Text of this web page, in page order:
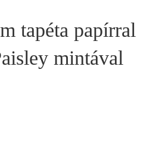
tapéta papírral
mintával